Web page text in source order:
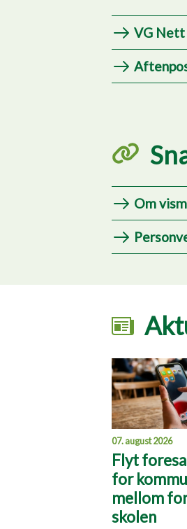
VG Nett
Om
07. august 2026
Flyt
for
mellom
skolen